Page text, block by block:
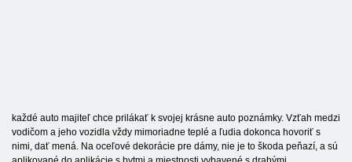
každé auto majiteľ chce prilákať k svojej krásne auto poznámky. Vzťah medzi
vodičom a jeho vozidla vždy mimoriadne teplé a ľudia dokonca hovoriť s
nimi, dať mená. Na oceľové dekorácie pre dámy, nie je to škoda peňazí, a sú